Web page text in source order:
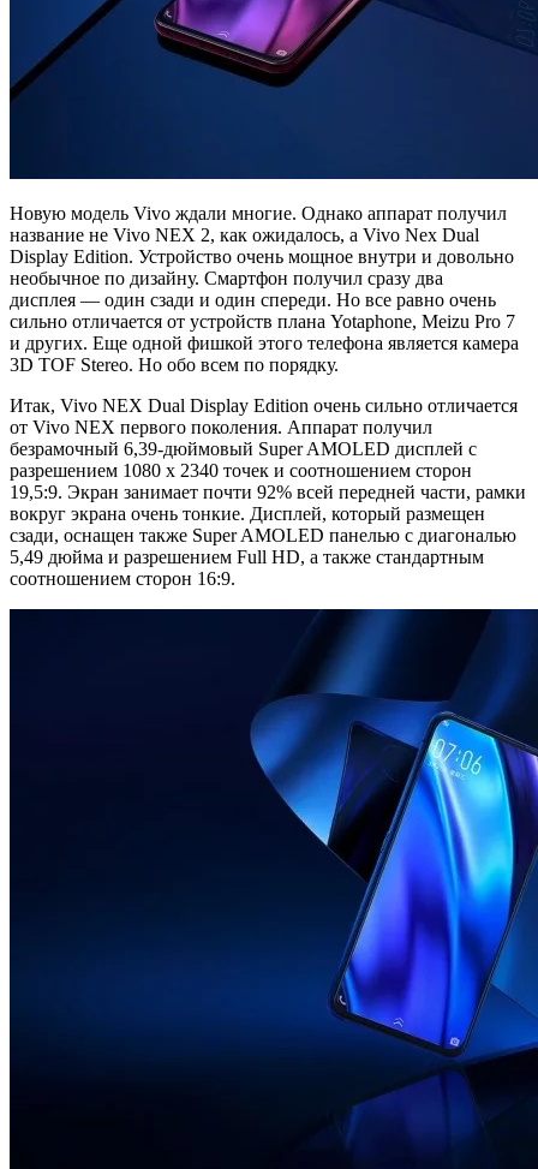
Новую модель Vivo ждали многие. Однако аппарат получил
название не Vivo NEX 2, как ожидалось, а Vivo Nex Dual
Display Edition. Устройство очень мощное внутри и довольно
необычное по дизайну. Смартфон получил сразу два
дисплея — один сзади и один спереди. Но все равно очень
сильно отличается от устройств плана Yotaphone, Meizu Pro 7
и других. Еще одной фишкой этого телефона является камера
3D TOF Stereo. Но обо всем по порядку.
Итак, Vivo NEX Dual Display Edition очень сильно отличается
от Vivo NEX первого поколения. Аппарат получил
безрамочный 6,39-дюймовый Super AMOLED дисплей с
разрешением 1080 x 2340 точек и соотношением сторон
19,5:9. Экран занимает почти 92% всей передней части, рамки
вокруг экрана очень тонкие. Дисплей, который размещен
сзади, оснащен также Super AMOLED панелью с диагональю
5,49 дюйма и разрешением Full HD, а также стандартным
соотношением сторон 16:9.